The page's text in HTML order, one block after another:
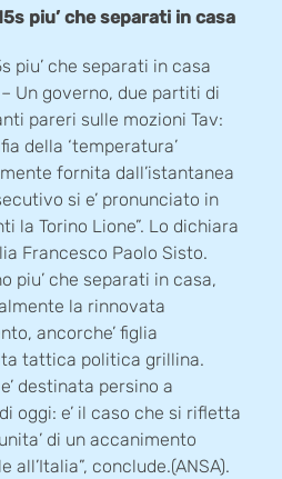
piu’ che separati in casa
piu’ che separati in casa
– Un governo, due partiti di
pareri sulle mozioni Tav:
della ‘temperatura’
fornita dall’istantanea
si e’ pronunciato in
la Torino Lione”. Lo dichiara
Francesco Paolo Sisto.
piu’ che separati in casa,
la rinnovata
ancorche’ figlia
tattica politica grillina.
destinata persino a
oggi: e’ il caso che si rifletta
di un accanimento
conclude.(ANSA).